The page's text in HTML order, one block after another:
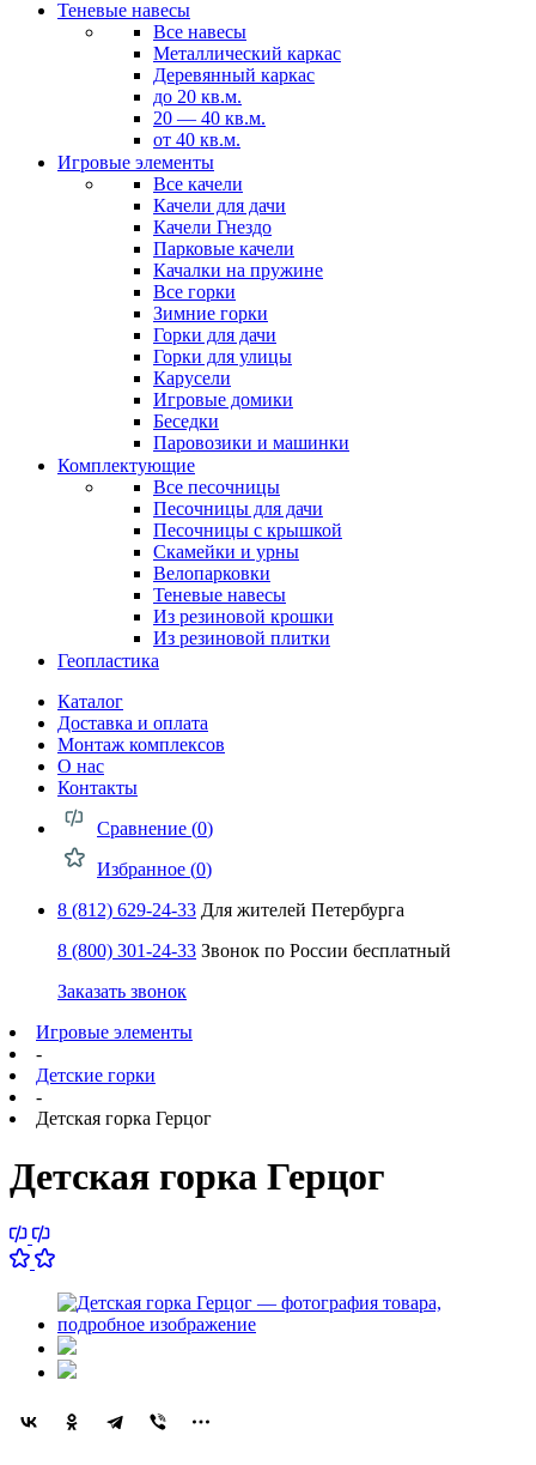
Теневые навесы
Все навесы
Металлический каркас
Деревянный каркас
до 20 кв.м.
20 — 40 кв.м.
от 40 кв.м.
Игровые элементы
Все качели
Качели для дачи
Качели Гнездо
Парковые качели
Качалки на пружине
Все горки
Зимние горки
Горки для дачи
Горки для улицы
Карусели
Игровые домики
Беседки
Паровозики и машинки
Комплектующие
Все песочницы
Песочницы для дачи
Песочницы с крышкой
Скамейки и урны
Велопарковки
Теневые навесы
Из резиновой крошки
Из резиновой плитки
Геопластика
Каталог
Доставка и оплата
Монтаж комплексов
О нас
Контакты
Сравнение (0)
Избранное (0)
8 (812) 629-24-33 Для жителей Петербурга
8 (800) 301-24-33 Звонок по России бесплатный
Заказать звонок
Игровые элементы
-
Детские горки
-
Детская горка Герцог
Детская горка Герцог